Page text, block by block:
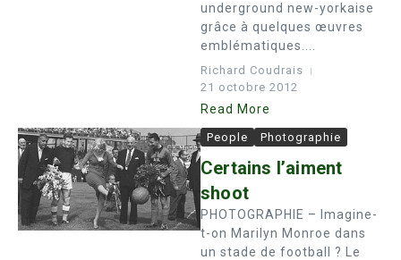
underground new-yorkaise
grâce à quelques œuvres
emblématiques....
Richard Coudrais
21 octobre 2012
Read More
People Photographie
Certains l’aiment
shoot
PHOTOGRAPHIE – Imagine-
t-on Marilyn Monroe dans
un stade de football ? Le